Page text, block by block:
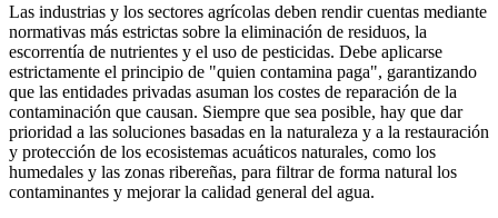
Las industrias y los sectores agrícolas deben rendir cuentas mediante
normativas más estrictas sobre la eliminación de residuos, la
escorrentía de nutrientes y el uso de pesticidas. Debe aplicarse
estrictamente el principio de "quien contamina paga", garantizando
que las entidades privadas asuman los costes de reparación de la
contaminación que causan. Siempre que sea posible, hay que dar
prioridad a las soluciones basadas en la naturaleza y a la restauración
y protección de los ecosistemas acuáticos naturales, como los
humedales y las zonas ribereñas, para filtrar de forma natural los
contaminantes y mejorar la calidad general del agua.